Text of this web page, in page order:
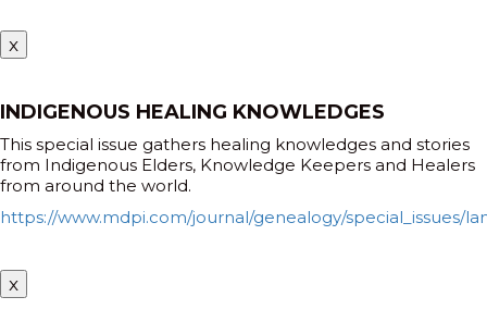
x
INDIGENOUS HEALING KNOWLEDGES
This special issue gathers healing knowledges and stories
from Indigenous Elders, Knowledge Keepers and Healers
from around the world.
https://www.mdpi.com/journal/genealogy/special_issues/
x